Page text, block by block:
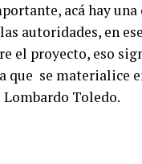
acá hay
autoridades, en
el proyecto, eso
que se materialice
Toledo.